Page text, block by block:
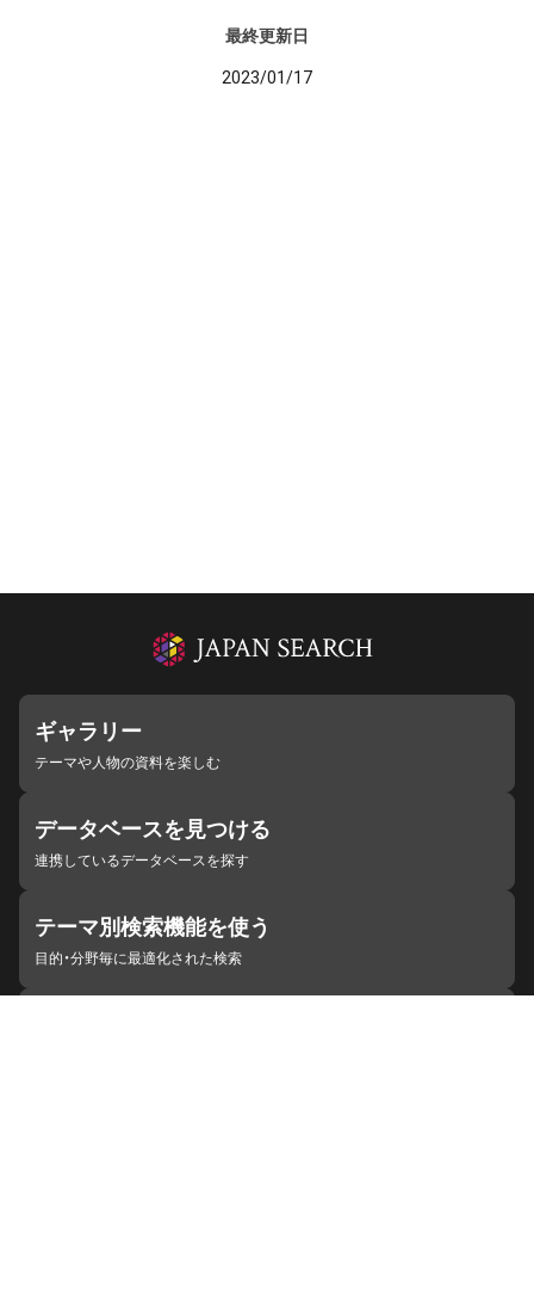
最終更新日
2023/01/17
ギャラリー
テーマや人物の資料を楽しむ
データベースを見つける
連携しているデータベースを探す
テーマ別検索機能を使う
目的・分野毎に最適化された検索